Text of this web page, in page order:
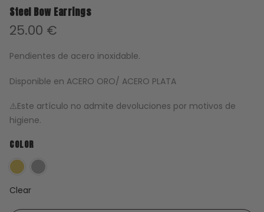
Steel Bow Earrings
25.00 €
Pendientes de acero inoxidable.
Disponible en ACERO ORO/ ACERO PLATA
⚠️Este artículo no admite devoluciones por motivos de
higiene.
COLOR
Clear